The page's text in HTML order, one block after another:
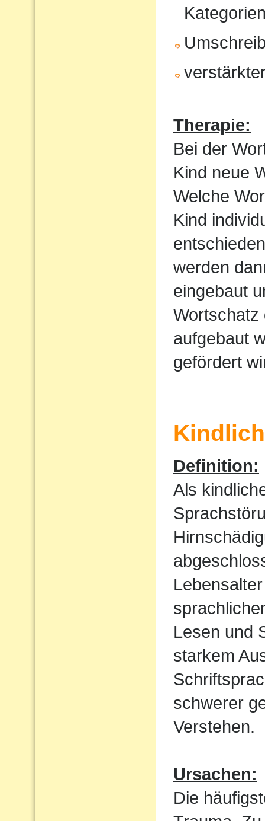
Therapie:
Bei der
Kind neue
Welche
Kind
werden
eingebaut
Wortschatz
aufgebaut
gefördert
Definition:
Als
Lesen und
starkem
schwerer
Verstehen.
Ursachen:
Die